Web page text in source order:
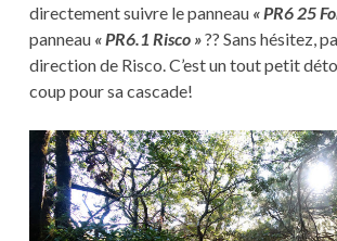
directement suivre le panneau « PR6 25
panneau « PR6.1 Risco »?? Sans hésitez,
direction de Risco. C’est un tout petit
coup pour sa cascade!